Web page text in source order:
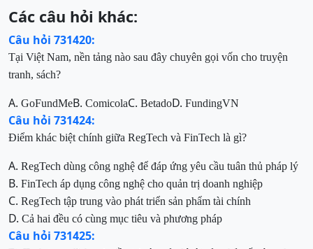
Các câu hỏi khác:
Câu hỏi 731420:
Tại Việt Nam, nền tảng nào sau đây chuyên gọi vốn cho truyện
tranh, sách?
A. GoFundMeB. ComicolaC. BetadoD. FundingVN
Câu hỏi 731424:
Điểm khác biệt chính giữa RegTech và FinTech là gì?
A. RegTech dùng công nghệ để đáp ứng yêu cầu tuân thủ pháp lý
B. FinTech áp dụng công nghệ cho quản trị doanh nghiệp
C. RegTech tập trung vào phát triển sản phẩm tài chính
D. Cả hai đều có cùng mục tiêu và phương pháp
Câu hỏi 731425: